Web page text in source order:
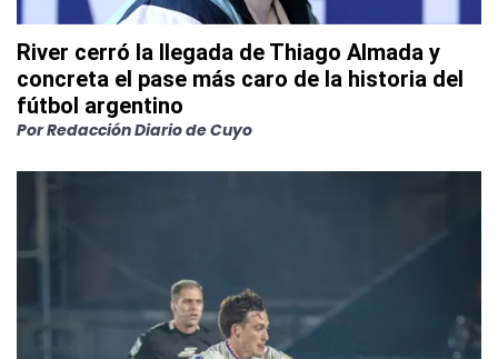
River cerró la llegada de Thiago Almada y
concreta el pase más caro de la historia del
fútbol argentino
PorRedacción Diario de Cuyo